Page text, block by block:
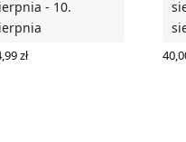
- 10.
zł